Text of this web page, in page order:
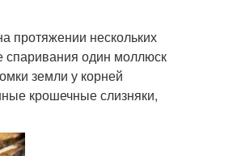
протяжении нескольких
спаривания один моллюск
земли у корней
крошечные слизняки,